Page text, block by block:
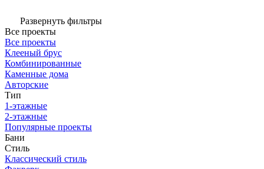
Развернуть фильтры
Все проекты
Все проекты
Клееный брус
Комбинированные
Каменные дома
Авторские
Тип
1-этажные
2-этажные
Популярные проекты
Бани
Стиль
Классический стиль